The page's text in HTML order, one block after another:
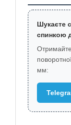
Шукаєте
спинкою
мм: